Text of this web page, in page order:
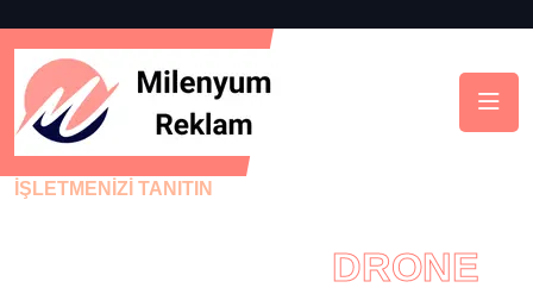
İŞLETMENIZI TANITIN
DRONE